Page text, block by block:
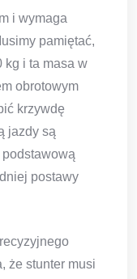
i wymaga
pamiętać,
kg i ta masa w
obrotowym
krzywdę
jazdy są
postawy
że stunter musi